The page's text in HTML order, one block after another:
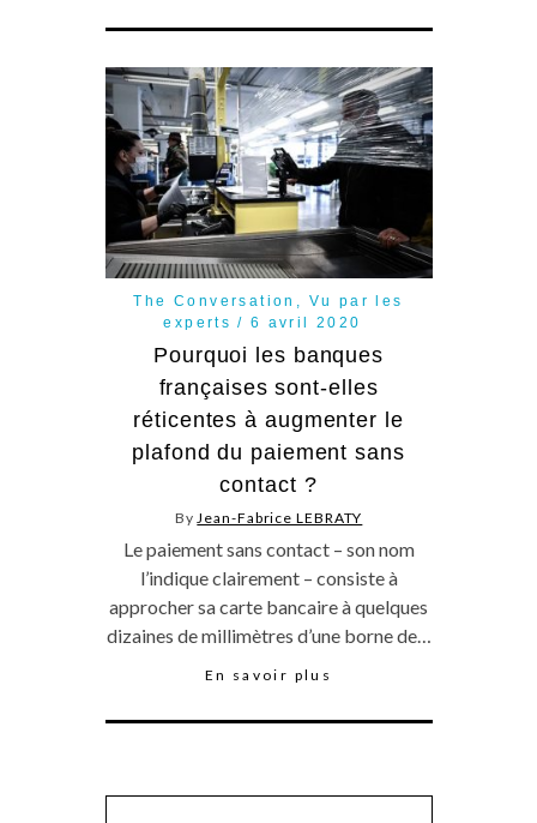
The Conversation , Vu par les
experts
6 avril 2020
Pourquoi les banques
françaises sont-elles
réticentes à augmenter le
plafond du paiement sans
contact ?
ByJean-Fabrice LEBRATY
Le paiement sans contact – son nom
l’indique clairement – consiste à
approcher sa carte bancaire à quelques
dizaines de millimètres d’une borne de…
En savoir plus